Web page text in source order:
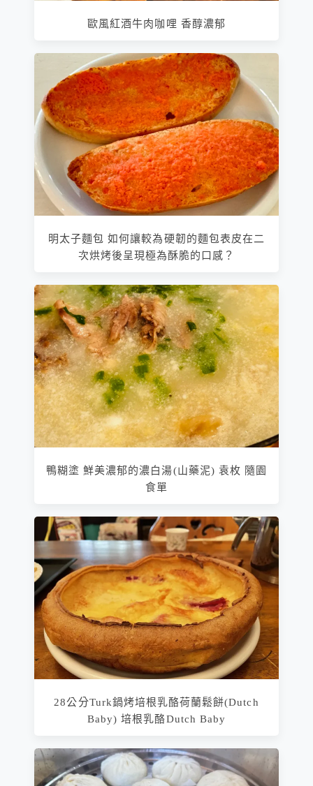
歐風紅酒牛肉咖哩 香醇濃郁
明太子麵包 如何讓較為硬韌的麵包表皮在二
次烘烤後呈現極為酥脆的口感？
鴨糊塗 鮮美濃郁的濃白湯(山藥泥) 袁枚 隨園
食單
28公分Turk鍋烤培根乳酪荷蘭鬆餅(Dutch
Baby) 培根乳酪Dutch Baby